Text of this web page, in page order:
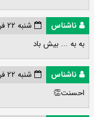
ناشناس
شنبه ۲۲ فروردین ۱۴۰۵ ۱۸:۰۷:۱۴
به به ... بیش باد
ناشناس
شنبه ۲۲ فروردین ۱۴۰۵ ۱۸:۰۷:۳۹
احسنت👏